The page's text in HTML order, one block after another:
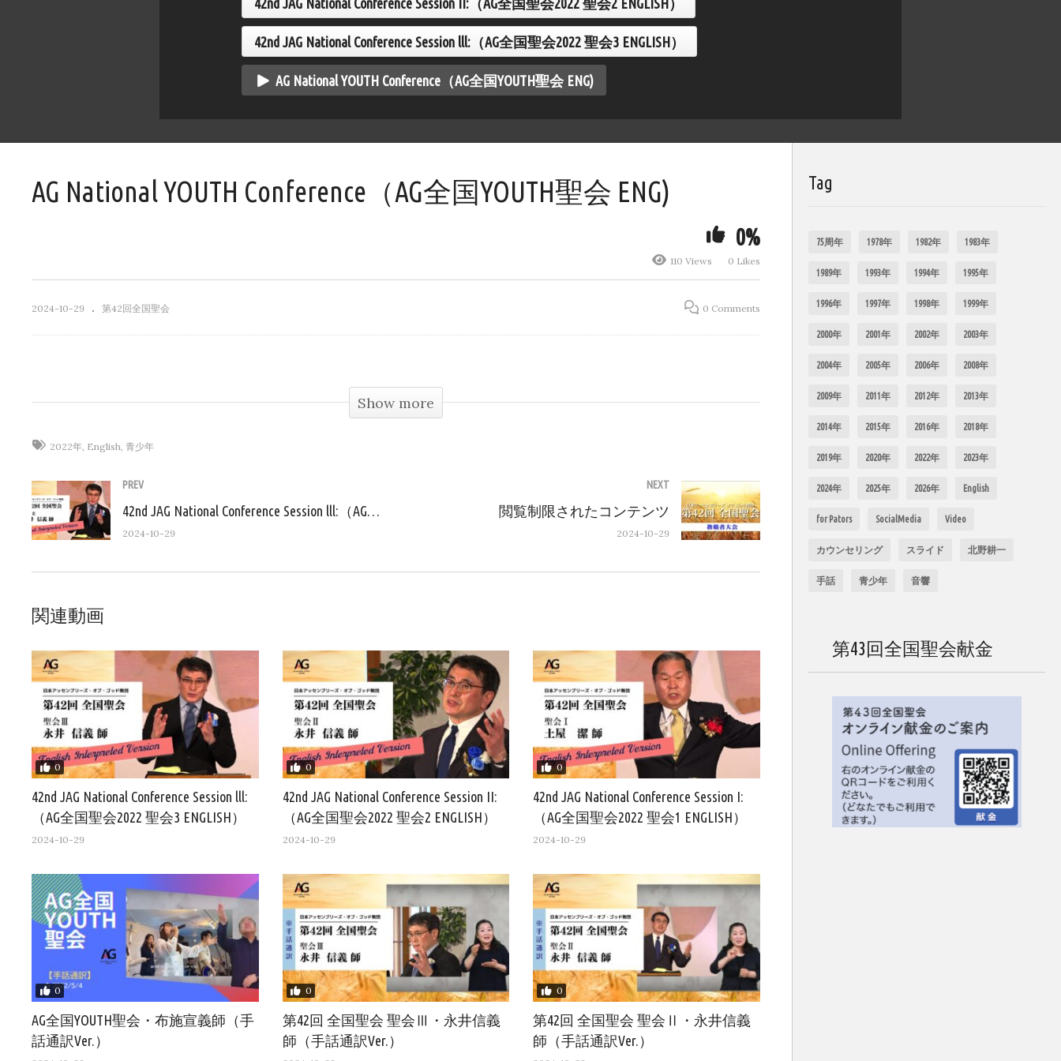
全国聖会2022 聖会2
（AG全国聖会2022 聖会
3 ENGLISH）
Conference（AG全国
YOUTH聖会 ENG)
42nd JAG National Conference Session lll:（AG全国聖会2022 聖会3 ENGLISH）
AG National YOUTH Conference（AG全国YOUTH聖会 ENG)
AG National YOUTH Conference（AG全国YOUTH聖会 ENG)
0%
110 Views 0 Likes
2024-10-29 第42回全国聖会 0 Comments
Show more
2022年 English 青少年
PREV
2024-10-29
NEXT
閲覧制限されたコンテンツ
2024-10-29
関連動画
0
42nd JAG National Conference Session lll:
（AG全国聖会2022 聖会3 ENGLISH）
2024-10-29
0
42nd JAG National Conference Session II:
（AG全国聖会2022 聖会2 ENGLISH）
2024-10-29
0
42nd JAG National Conference Session I:
（AG全国聖会2022 聖会1 ENGLISH）
2024-10-29
0
AG全国YOUTH聖会・布施宣義師（手
話通訳Ver.）
0
第42回 全国聖会 聖会Ⅲ・永井信義
師（手話通訳Ver.）
0
第42回 全国聖会 聖会Ⅱ・永井信義
師（手話通訳Ver.）
Tag
75周年 1978年 1982年 1983年
1989年 1993年 1994年 1995年
1996年 1997年 1998年 1999年
2000年 2001年 2002年 2003年
2004年 2005年 2006年 2008年
2009年 2011年 2012年 2013年
2014年 2015年 2016年 2018年
2019年 2020年 2022年 2023年
2024年 2025年 2026年 English
for Pators SocialMedia Video
カウンセリング スライド 北野耕一
手話 青少年 音響
第43回全国聖会献金